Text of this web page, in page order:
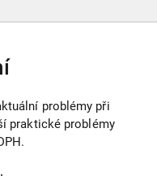
problémy při
praktické problémy